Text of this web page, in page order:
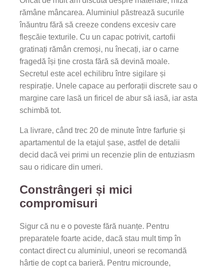
rămâne mâncarea. Aluminiul păstrează sucurile
înăuntru fără să creeze condens excesiv care
fleșcăie texturile. Cu un capac potrivit, cartofii
gratinați rămân cremoși, nu înecați, iar o carne
fragedă își ține crosta fără să devină moale.
Secretul este acel echilibru între sigilare și
respirație. Unele capace au perforații discrete sau o
margine care lasă un firicel de abur să iasă, iar asta
schimbă tot.
La livrare, când trec 20 de minute între farfurie și
apartamentul de la etajul șase, astfel de detalii
decid dacă vei primi un recenzie plin de entuziasm
sau o ridicare din umeri.
Constrângeri și mici
compromisuri
Sigur că nu e o poveste fără nuanțe. Pentru
preparatele foarte acide, dacă stau mult timp în
contact direct cu aluminiul, uneori se recomandă
hârtie de copt ca barieră. Pentru microunde,